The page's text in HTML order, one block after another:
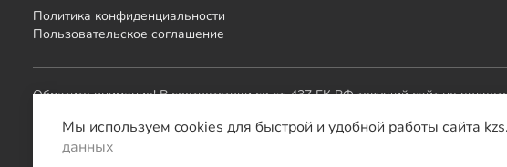
Политика конфиденциальности
Пользовательское соглашение
Обратите внимание! В соответствии со ст. 437 ГК РФ текущий сайт не
Остальные проекты
Мы используем cookies для быстрой и удобной работы сайта
данных